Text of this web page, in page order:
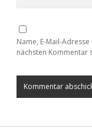
Name, E-Mail-
nächsten Kommentar